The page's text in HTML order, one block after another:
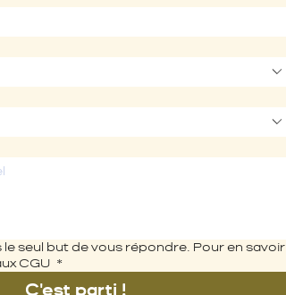
seul but de vous répondre. Pour en savoir
CGU
*
C'est parti !